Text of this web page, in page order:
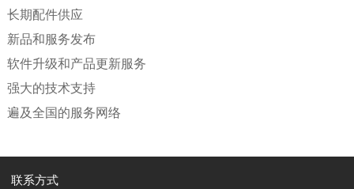
长期配件供应
新品和服务发布
软件升级和产品更新服务
强大的技术支持
遍及全国的服务网络
联系方式